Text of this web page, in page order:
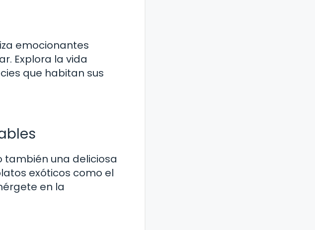
emocionantes
Explora la vida
que habitan sus
también una deliciosa
exóticos como el
en la